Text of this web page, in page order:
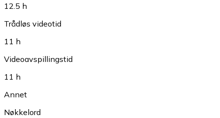
12.5 h
Trådløs videotid
11 h
Videoavspillingstid
11 h
Annet
Nøkkelord